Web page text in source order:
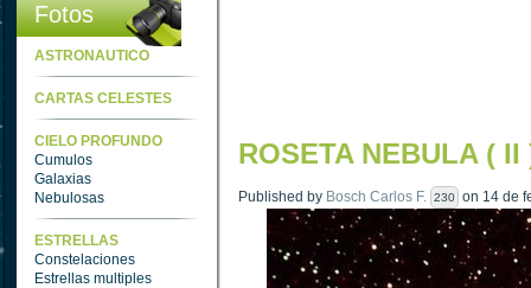
Fotos
ASTRONAUTICO
CARTAS CELESTES
CIELO PROFUNDO
Cumulos
Galaxias
Nebulosas
ESTRELLAS
Constelaciones
Estrellas multiples
ROSETA NEBULA ( II
Published by Bosch Carlos F. 230 on 14 de